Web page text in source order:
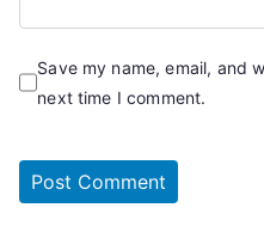
Save my name, email, and
next time I comment.